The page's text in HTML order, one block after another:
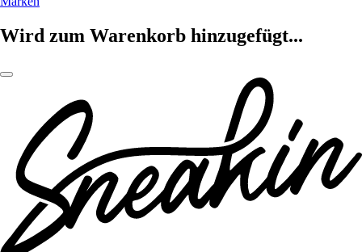
Wird zum Warenkorb hinzugefügt...